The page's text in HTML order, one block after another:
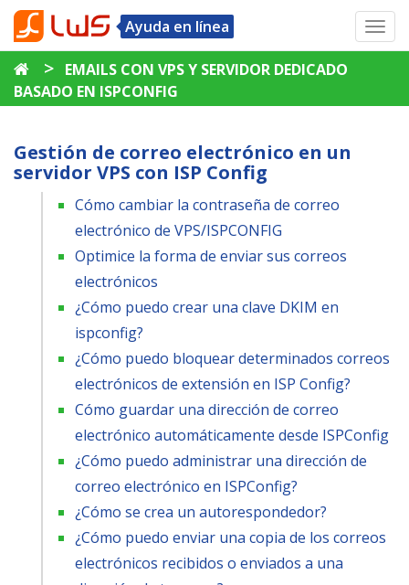
Ayuda en línea
> EMAILS CON VPS Y SERVIDOR DEDICADO
BASADO EN ISPCONFIG
Gestión de correo electrónico en un
servidor VPS con ISP Config
Cómo cambiar la contraseña de correo
electrónico de VPS/ISPCONFIG
Optimice la forma de enviar sus correos
electrónicos
¿Cómo puedo crear una clave DKIM en
ispconfig?
¿Cómo puedo bloquear determinados correos
electrónicos de extensión en ISP Config?
Cómo guardar una dirección de correo
electrónico automáticamente desde ISPConfig
¿Cómo puedo administrar una dirección de
correo electrónico en ISPConfig?
¿Cómo se crea un autorespondedor?
¿Cómo puedo enviar una copia de los correos
electrónicos recibidos o enviados a una